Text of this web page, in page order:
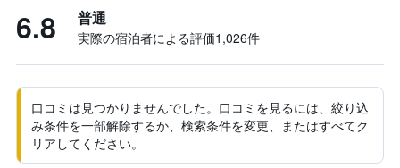
6.8 普通
実際の宿泊者による評価1,026​件
口コミは見つかりませんでした。口コミを見るには、絞り込
み条件を一部解除するか、検索条件を変更、またはすべてク
リアしてください。